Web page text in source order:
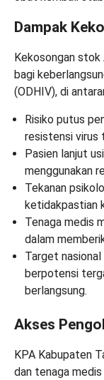
Dampak
Kekosongan stok
bagi
(ODHIV), di
Risiko putus
resistensi virus
Pasien lanjut
menggunakan
Tekanan
ketidakpastian
Tenaga medis
dalam
Target
berpotensi
berlangsung.
Akses
KPA Kabupaten
dan tenaga